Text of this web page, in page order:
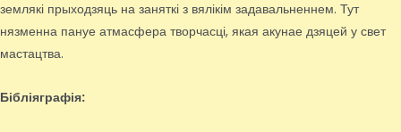
землякі прыходзяць на заняткі з вялікім задавальненнем. Тут
нязменна пануе атмасфера творчасці, якая акунае дзяцей у свет
мастацтва.
Бібліяграфія: